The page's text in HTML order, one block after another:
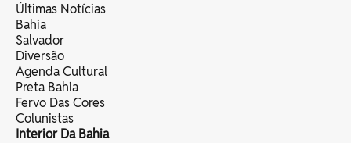
Últimas Notícias
Bahia
Salvador
Diversão
Agenda Cultural
Preta Bahia
Fervo Das Cores
Colunistas
Interior Da Bahia